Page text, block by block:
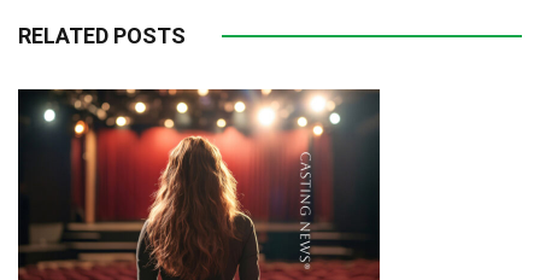
RELATED POSTS